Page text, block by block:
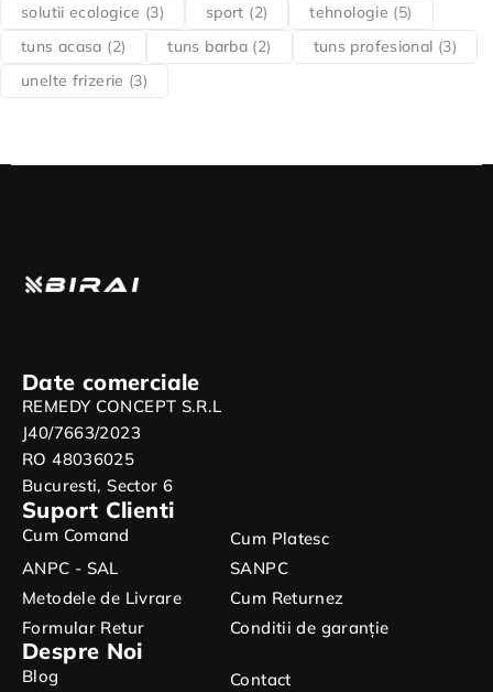
solutii ecologice (3) sport (2) tehnologie (5)
tuns acasa (2) tuns barba (2) tuns profesional (3)
unelte frizerie (3)
Date comerciale
REMEDY CONCEPT S.R.L
J40/7663/2023
RO 48036025
Bucuresti, Sector 6
Suport Clienti
Cum Comand
Cum Platesc
ANPC - SAL
SANPC
Metodele de Livrare
Cum Returnez
Formular Retur
Conditii de garanție
Despre Noi
Blog
Contact